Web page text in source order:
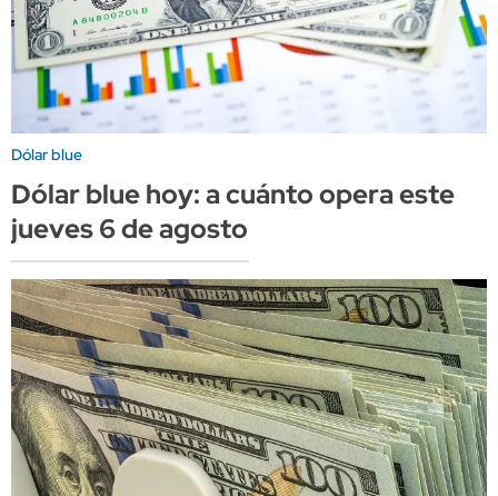
Dólar blue
Dólar blue hoy: a cuánto opera este
jueves 6 de agosto